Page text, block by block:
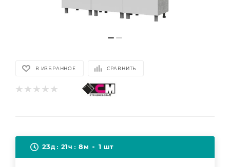
В ИЗБРАННОЕ СРАВНИТЬ
23д 21ч 8м 1 шт